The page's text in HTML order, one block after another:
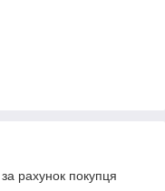
рахунок покупця